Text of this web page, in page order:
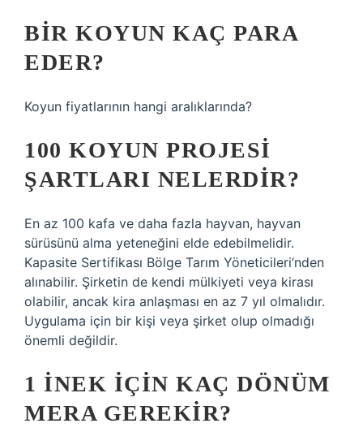
BIR KOYUN KAÇ PARA
EDER?
Koyun fiyatlarının hangi aralıklarında?
100 KOYUN PROJESI
ŞARTLARI NELERDIR?
En az 100 kafa ve daha fazla hayvan, hayvan
sürüsünü alma yeteneğini elde edebilmelidir.
Kapasite Sertifikası Bölge Tarım Yöneticileri’nden
alınabilir. Şirketin de kendi mülkiyeti veya kirası
olabilir, ancak kira anlaşması en az 7 yıl olmalıdır.
Uygulama için bir kişi veya şirket olup olmadığı
önemli değildir.
1 INEK IÇIN KAÇ DÖNÜM
MERA GEREKIR?